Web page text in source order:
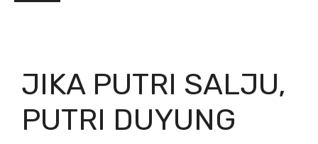
JIKA PUTRI SALJU,
PUTRI DUYUNG